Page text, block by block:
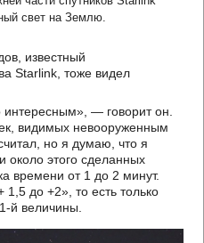
свет на Землю.
известный
Starlink, тоже видел
— говорит он.
видимых невооруженным
но я думаю, что я
около этого сделанных
времени от 1 до 2 минут.
до +2», то есть только
й величины.